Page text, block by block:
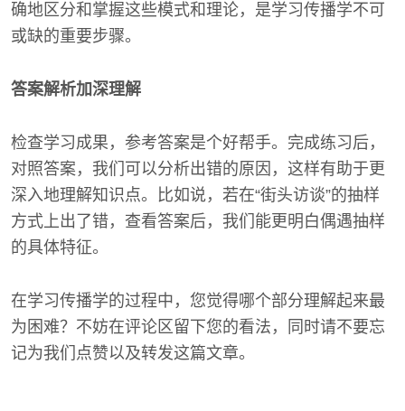
确地区分和掌握这些模式和理论，是学习传播学不可
或缺的重要步骤。
答案解析加深理解
检查学习成果，参考答案是个好帮手。完成练习后，
对照答案，我们可以分析出错的原因，这样有助于更
深入地理解知识点。比如说，若在“街头访谈”的抽样
方式上出了错，查看答案后，我们能更明白偶遇抽样
的具体特征。
在学习传播学的过程中，您觉得哪个部分理解起来最
为困难？不妨在评论区留下您的看法，同时请不要忘
记为我们点赞以及转发这篇文章。